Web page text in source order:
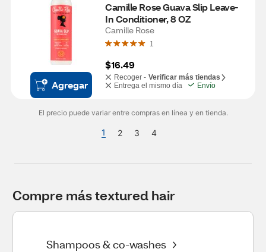
Agregar
Camille Rose Guava Slip Leave-
In Conditioner, 8 OZ
Camille Rose
1
$16.49
Recoger - Verificar más tiendas
Entrega el mismo día
Envío
El precio puede variar entre compras en línea y en tienda.
1 2 3 4
Compre más textured hair
Shampoos & co-washes